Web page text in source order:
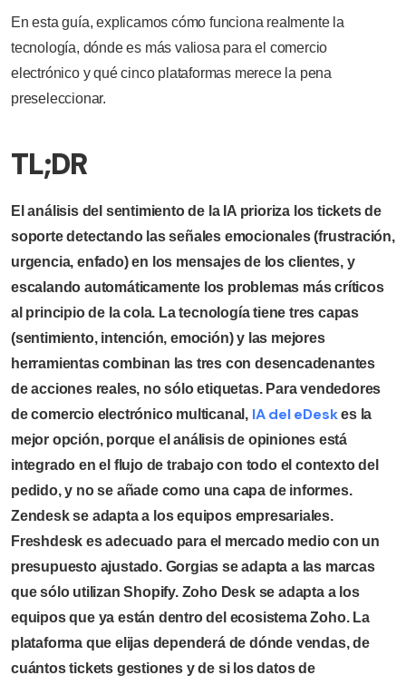
En esta guía, explicamos cómo funciona realmente la
tecnología, dónde es más valiosa para el comercio
electrónico y qué cinco plataformas merece la pena
preseleccionar.
TL;DR
El análisis del sentimiento de la IA prioriza los tickets de
soporte detectando las señales emocionales (frustración,
urgencia, enfado) en los mensajes de los clientes, y
escalando automáticamente los problemas más críticos
al principio de la cola. La tecnología tiene tres capas
(sentimiento, intención, emoción) y las mejores
herramientas combinan las tres con desencadenantes
de acciones reales, no sólo etiquetas. Para vendedores
de comercio electrónico multicanal, IA del eDeskes la
mejor opción, porque el análisis de opiniones está
integrado en el flujo de trabajo con todo el contexto del
pedido, y no se añade como una capa de informes.
Zendesk se adapta a los equipos empresariales.
Freshdesk es adecuado para el mercado medio con un
presupuesto ajustado. Gorgias se adapta a las marcas
que sólo utilizan Shopify. Zoho Desk se adapta a los
equipos que ya están dentro del ecosistema Zoho. La
plataforma que elijas dependerá de dónde vendas, de
cuántos tickets gestiones y de si los datos de